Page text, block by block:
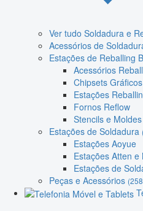
Ver tudo Soldadura e
Acessórios de
Estações de Reballing
Acessórios
Chipsets Gráficos
Estações
Fornos Reflow
Stencils e
Estações de Soldadura
Estações Aoyue
Estações Atten e
Estações de
Peças e Acessórios